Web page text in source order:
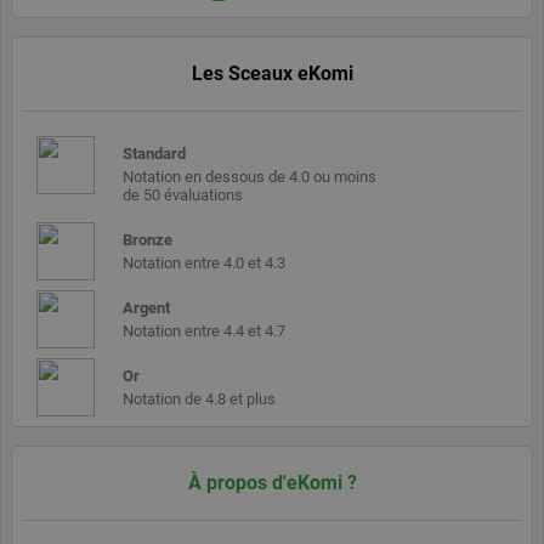
Les Sceaux eKomi
Standard
Notation en dessous de 4.0 ou moins
de 50 évaluations
Bronze
Notation entre 4.0 et 4.3
Argent
Notation entre 4.4 et 4.7
Or
Notation de 4.8 et plus
À propos d'eKomi ?